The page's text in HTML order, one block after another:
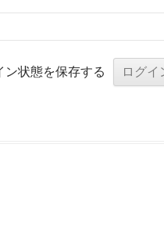
ン状態を保存する